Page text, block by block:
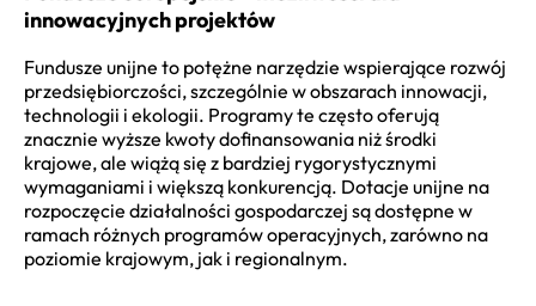
innowacyjnych projektów
Fundusze unijne to potężne narzędzie wspierające rozwój
przedsiębiorczości, szczególnie w obszarach innowacji,
technologii i ekologii. Programy te często oferują
znacznie wyższe kwoty dofinansowania niż środki
krajowe, ale wiążą się z bardziej rygorystycznymi
wymaganiami i większą konkurencją. Dotacje unijne na
rozpoczęcie działalności gospodarczej są dostępne w
ramach różnych programów operacyjnych, zarówno na
poziomie krajowym, jak i regionalnym.